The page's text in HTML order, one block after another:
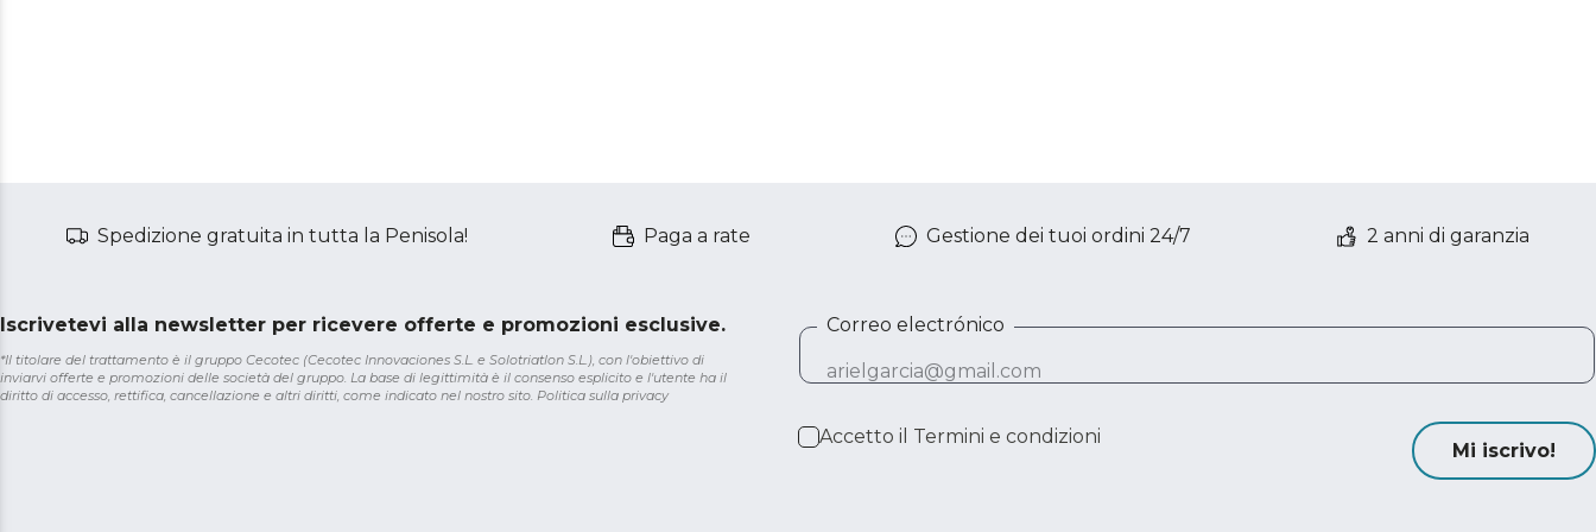
Spedizione gratuita in tutta la Penisola! Paga a rate Gestione dei tuoi ordini 24/7 2 anni di garanzia
Iscrivetevi alla newsletter per ricevere offerte e promozioni esclusive.
*Il titolare del trattamento è il gruppo Cecotec (Cecotec Innovaciones S.L. e Solotriatlon S.L.), con l'obiettivo di
inviarvi offerte e promozioni delle società del gruppo. La base di legittimità è il consenso esplicito e l'utente ha il
diritto di accesso, rettifica, cancellazione e altri diritti, come indicato nel nostro sito. Politica sulla privacy
Correo electrónico
Accetto il Termini e condizioni
Mi iscrivo!